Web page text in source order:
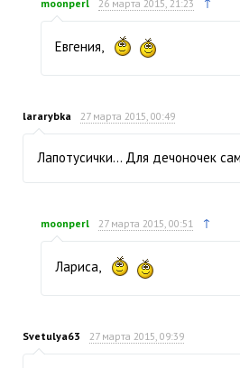
moonperl 26 марта 2015, 21:23
Евгения,
lararybka 27 марта 2015, 00:49
Лапотусички… Для дечоночек
moonperl 27 марта 2015, 00:51 ↑
Лариса,
Svetulya63 27 марта 2015, 09:39